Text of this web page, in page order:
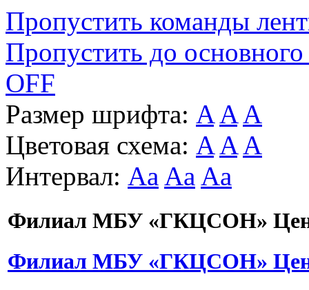
Пропустить команды
Пропустить до основного
OFF
Размер шрифта: A A A
Цветовая схема: A A A
Интервал: Aa Aa Aa
Филиал МБУ «ГКЦСОН»
Филиал МБУ «ГКЦСОН»